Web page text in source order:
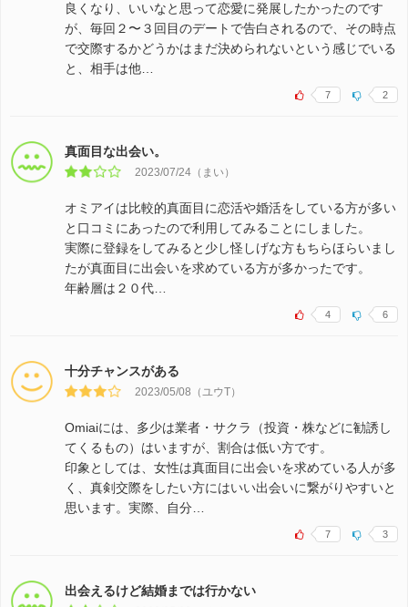
良くなり、いいなと思って恋愛に発展したかったのです
が、毎回２〜３回目のデートで告白されるので、その時点
で交際するかどうかはまだ決められないという感じでいる
と、相手は他…
7 2
真面目な出会い。
2023/07/24（まい）
オミアイは比較的真面目に恋活や婚活をしている方が多い
と口コミにあったので利用してみることにしました。
実際に登録をしてみると少し怪しげな方もちらほらいまし
たが真面目に出会いを求めている方が多かったです。
年齢層は２０代…
4 6
十分チャンスがある
2023/05/08（ユウT）
Omiaiには、多少は業者・サクラ（投資・株などに勧誘し
てくるもの）はいますが、割合は低い方です。
印象としては、女性は真面目に出会いを求めている人が多
く、真剣交際をしたい方にはいい出会いに繋がりやすいと
思います。実際、自分…
7 3
出会えるけど結婚までは行かない